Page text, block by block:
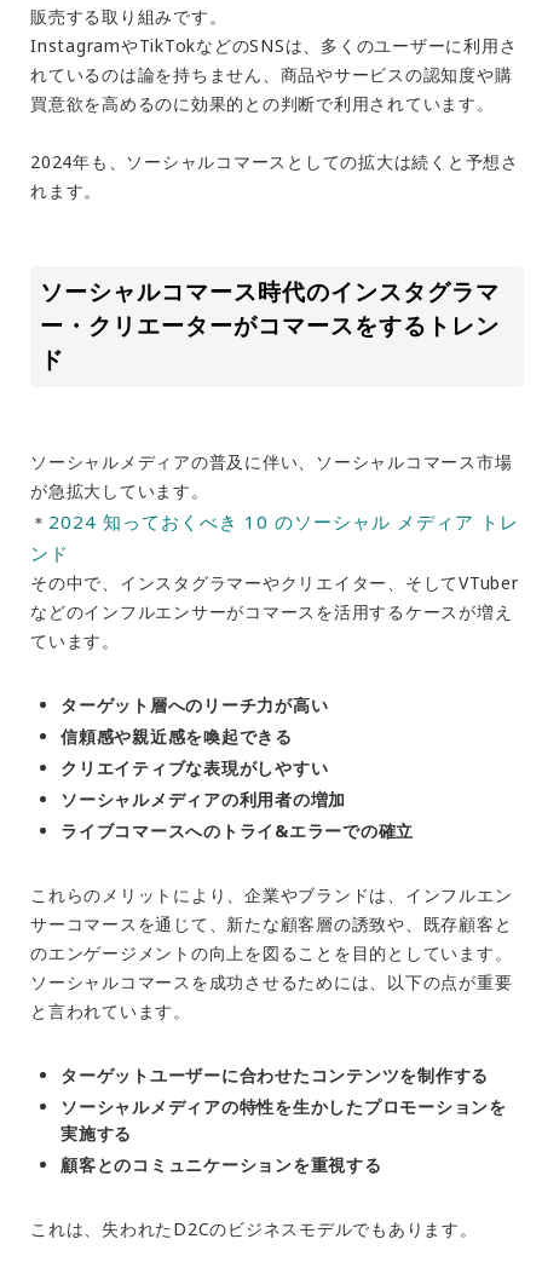
販売する取り組みです。
InstagramやTikTokなどのSNSは、多くのユーザーに利用さ
れているのは論を持ちません、商品やサービスの認知度や購
買意欲を高めるのに効果的との判断で利用されています。
2024年も、ソーシャルコマースとしての拡大は続くと予想さ
れます。
ソーシャルコマース時代のインスタグラマ
ー・クリエーターがコマースをするトレン
ド
ソーシャルメディアの普及に伴い、ソーシャルコマース市場
が急拡大しています。
＊ 2024 知っておくべき 10 のソーシャル メディア トレ
ンド
その中で、インスタグラマーやクリエイター、そしてVTuber
などのインフルエンサーがコマースを活用するケースが増え
ています。
ターゲット層へのリーチ力が高い
信頼感や親近感を喚起できる
クリエイティブな表現がしやすい
ソーシャルメディアの利用者の増加
ライブコマースへのトライ&エラーでの確立
これらのメリットにより、企業やブランドは、インフルエン
サーコマースを通じて、新たな顧客層の誘致や、既存顧客と
のエンゲージメントの向上を図ることを目的としています。
ソーシャルコマースを成功させるためには、以下の点が重要
と言われています。
ターゲットユーザーに合わせたコンテンツを制作する
ソーシャルメディアの特性を生かしたプロモーションを
実施する
顧客とのコミュニケーションを重視する
これは、失われたD2Cのビジネスモデルでもあります。